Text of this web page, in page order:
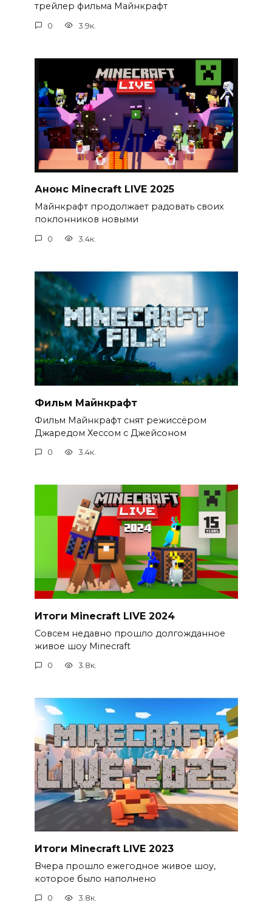
трейлер фильма Майнкрафт
0 3.9к.
Анонс Minecraft LIVE 2025
Майнкрафт продолжает радовать своих
поклонников новыми
0 3.4к.
Фильм Майнкрафт
Фильм Майнкрафт снят режиссёром
Джаредом Хессом с Джейсоном
0 3.4к.
Итоги Minecraft LIVE 2024
Совсем недавно прошло долгожданное
живое шоу Minecraft
0 3.8к.
Итоги Minecraft LIVE 2023
Вчера прошло ежегодное живое шоу,
которое было наполнено
0 3.8к.